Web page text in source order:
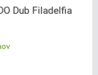
Dub Filadelfia